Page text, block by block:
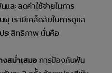
ละลดค่าใช้จ่ายในการ
เรามีเคล็ดลับในการดูแล
ระสิทธิภาพ นั่นคือ
สม่ำเสมอ การป้องกันฟัน